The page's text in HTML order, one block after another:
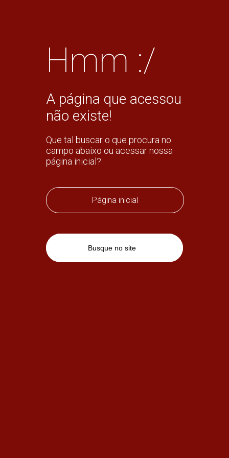
Hmm :/
A página que acessou
não existe!
Que tal buscar o que procura no
campo abaixo ou acessar nossa
página inicial?
Página inicial